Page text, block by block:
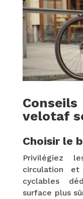
velotaf
Choisir le
Privilégiez
circulation
cyclables
surface plus